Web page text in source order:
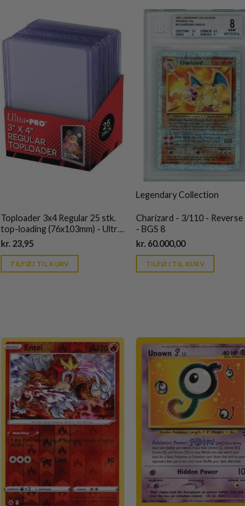
Toploader 3x4 Regular 25 stk.
top-loading (76x103mm) - Ultra
Pro
kr.23,95Current
is:
kr. 39,95.
TILFØJ TIL KURV
Legendary Collection
Charizard - 3/110 - Reverse
- BGS 8
kr. 60.000,00Current
is:
kr. 39,95.
TILFØJ TIL KURV